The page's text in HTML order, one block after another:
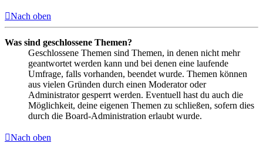
Nach oben
Was sind geschlossene Themen?
Geschlossene Themen sind Themen, in denen nicht mehr
geantwortet werden kann und bei denen eine laufende
Umfrage, falls vorhanden, beendet wurde. Themen können
aus vielen Gründen durch einen Moderator oder
Administrator gesperrt werden. Eventuell hast du auch die
Möglichkeit, deine eigenen Themen zu schließen, sofern dies
durch die Board-Administration erlaubt wurde.
Nach oben